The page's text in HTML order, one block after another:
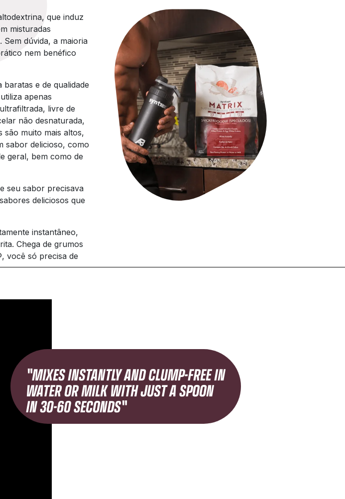
que induz
misturadas
dúvida, a maioria
nem benéfico
e de qualidade
apenas
livre de
não desnaturada,
são muito mais altos,
sabor delicioso, como
geral, bem como de
seu sabor precisava
deliciosos que
instantâneo,
Chega de grumos
você só precisa de
"MIXES INSTANTLY AND CLUMP-FREE IN
WATER OR MILK WITH JUST A SPOON
IN 30-60 SECONDS"